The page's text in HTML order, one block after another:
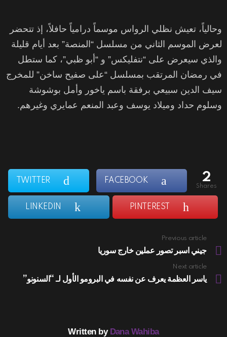
وحالياً، تعيش نظلي الرواس موسماً درامياً حافلاً، إذ تتحضر
لعرض الموسم الثاني من مسلسل “المنصة” بعد أيام قليلة
والذي سيعرض على “نتفليكس” و “أبو ظبي”، كما ستطل
في رمضان المرتقب بمسلسل “على صفيح ساخن” للمخرج
سيف الدين سبيعي برفقة باسم ياخور وأمل بوشوشة
وسلوم حداد وميلاد يوسف وعبد المنعم عمايري وغيرهم.
2
shares
FACEBOOK
TWITTER
PINTEREST
LINKEDIN
more
Previous article
جيني اسبر تصور عملين خارج سوريا
Next article
ياسر العظمة يعرف عن نفسه في البرومو الأول لـ “السنونو”
Written by Dana Wahiba